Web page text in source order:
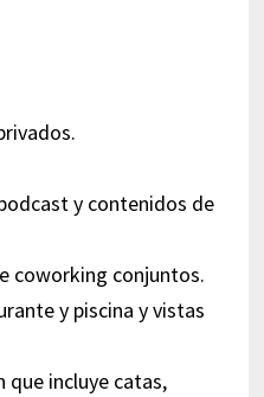
y contenidos de
coworking conjuntos.
y piscina y vistas
que incluye catas,